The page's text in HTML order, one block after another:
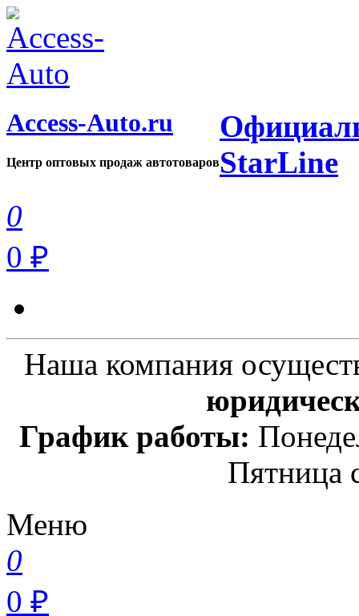
Access-Auto.ru
Центр оптовых продаж автотоваровStarLine
0
0 ₽
Наша компания
График работы:
Пятница
Меню
0
0 ₽